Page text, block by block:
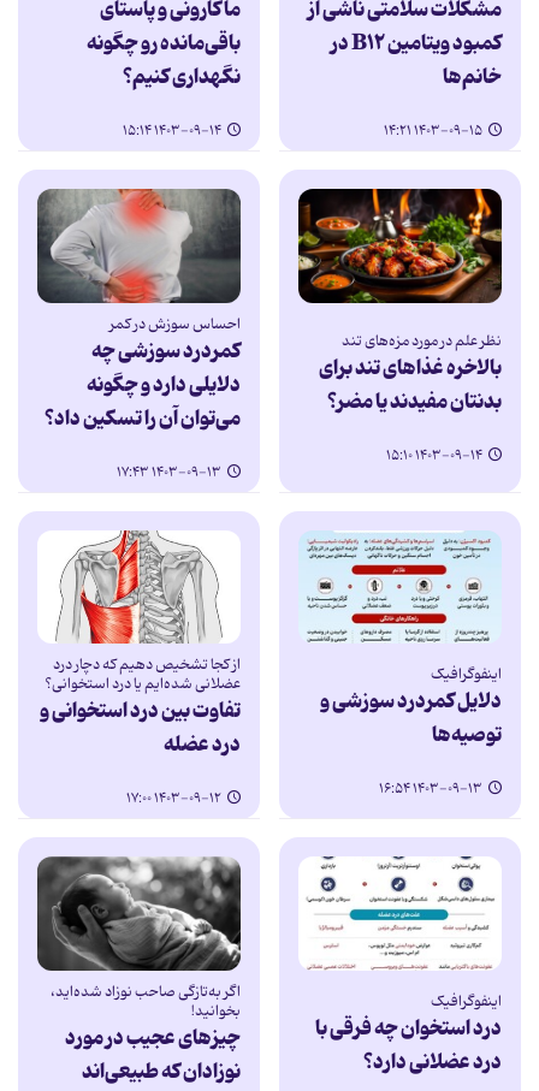
مشکلات سلامتی ناشی از
کمبود ویتامین B۱۲ در
خانم‌ها
۱۴۰۳-۰۹-۱۵ ۱۴:۲۱
ماکارونی و پاستای
باقی‌مانده رو چگونه
نگهداری کنیم؟
۱۴۰۳-۰۹-۱۴ ۱۵:۱۴
نظر علم در مورد مزه‌های تند
بالاخره غذاهای تند برای
بدنتان مفیدند یا مضر؟
۱۴۰۳-۰۹-۱۴ ۱۵:۱۰
احساس سوزش در کمر
کمردرد سوزشی چه
دلایلی دارد و چگونه
می‌توان آن را تسکین داد؟
۱۴۰۳-۰۹-۱۳ ۱۷:۴۳
اینفوگرافیک
دلایل کمردرد سوزشی و
توصیه‌ها
۱۴۰۳-۰۹-۱۳ ۱۶:۵۴
از کجا تشخیص دهیم که دچار درد
عضلانی شده‌ایم یا درد استخوانی؟
تفاوت بین درد استخوانی و
درد عضله
۱۴۰۳-۰۹-۱۲ ۱۷:۰۰
اینفوگرافیک
درد استخوان چه فرقی با
درد عضلانی دارد؟
اگر به‌تازگی صاحب نوزاد شده‌اید،
بخوانید!
چیزهای عجیب در مورد
نوزادان که طبیعی‌اند